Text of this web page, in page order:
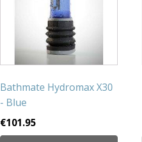
Bathmate Hydromax X30
- Blue
€101.95